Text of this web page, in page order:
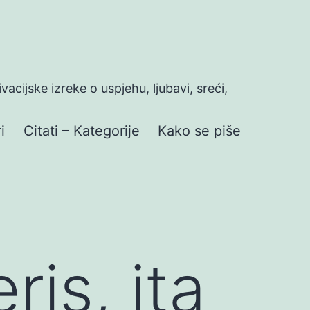
izreke o uspjehu, ljubavi, sreći,
Citati – Kategorije Kako se piše
ita